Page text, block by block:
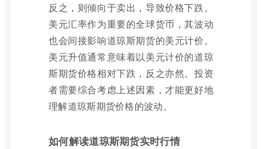
反之，则倾向于卖出，导致价格下跌。
美元汇率作为重要的全球货币，其波动
也会间接影响道琼斯期货的美元计价。
美元升值通常意味着以美元计价的道琼
斯期货价格相对下跌，反之亦然。投资
者需要综合考虑上述因素，才能更好地
理解道琼斯期货价格的波动。
如何解读道琼斯期货实时行情